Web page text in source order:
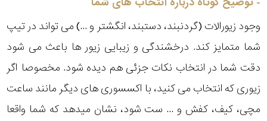
وجود زیورالات (گردنبند، دستبند، انگشتر و ...) می تواند در تیپ
شما متمایز کند. درخشندگی و زیبایی زیور ها باعث می شود
دقت شما در انتخاب نکات جزئی هم دیده شود. مخصوصا اگر
زیوری که انتخاب می کنید، با اکسسوری های دیگر مانند ساعت
مچی، کیف، کفش و ... ست شود، نشان میدهد که شما واقعا